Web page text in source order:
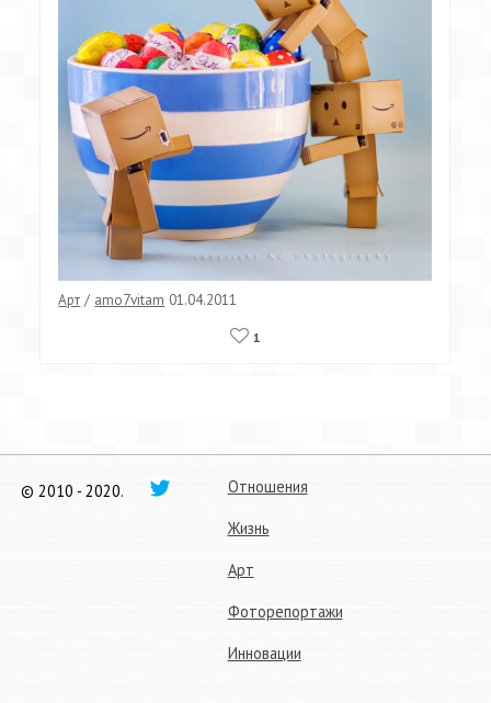
Арт / amo7vitam 01.04.2011
1
© 2010 - 2020.
Отношения
Жизнь
Арт
Фоторепортажи
Инновации